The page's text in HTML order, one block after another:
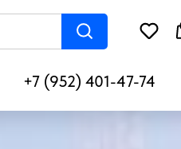
+7 (952) 401-47-74